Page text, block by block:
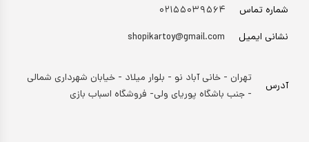
شماره تماس
۰۲۱۵۵۰۳۹۵۶۴
نشانی ایمیل
shopikartoy@gmail.com
آدرس
تهران - خانی آباد نو - بلوار میلاد - خیابان شهرداری شمالی
- جنب باشگاه پوریای ولی- فروشگاه اسباب بازی